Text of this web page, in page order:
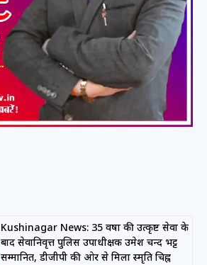
Kushinagar News: 35 वर्षों की उत्कृष्ट सेवा के
बाद सेवानिवृत्त पुलिस उपाधीक्षक उमेश चन्द भट्ट
सम्मानित, डीजीपी की ओर से मिला स्मृति चिह्न